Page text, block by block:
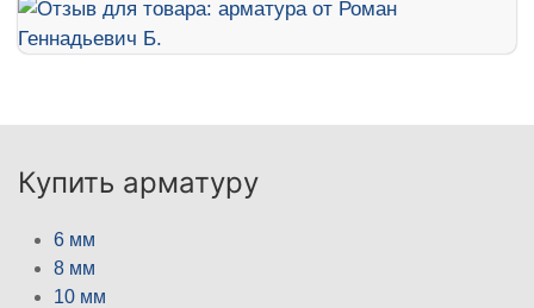
Купить арматуру
6 мм
8 мм
10 мм